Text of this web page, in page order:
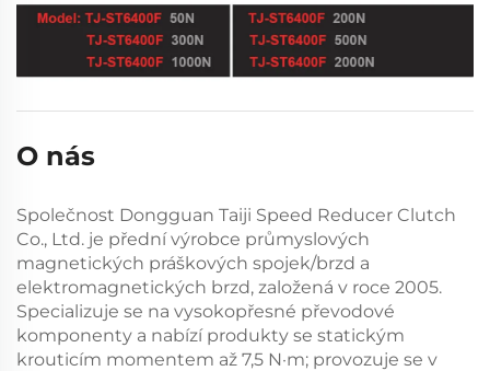
O nás
Společnost Dongguan Taiji Speed Reducer Clutch
Co., Ltd. je přední výrobce průmyslových
magnetických práškových spojek/brzd a
elektromagnetických brzd, založená v roce 2005.
Specializuje se na vysokopřesné převodové
komponenty a nabízí produkty se statickým
krouticím momentem až 7,5 N·m; provozuje se v